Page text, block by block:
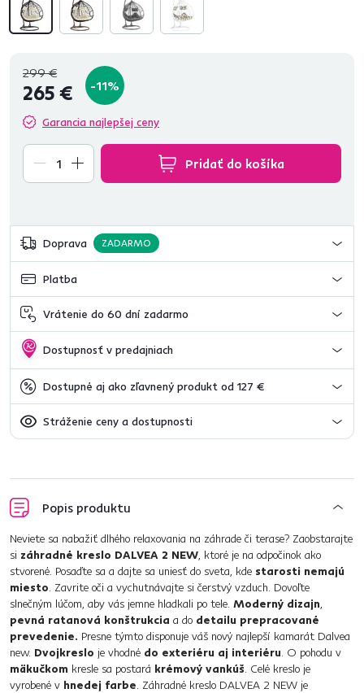
299 €
265 € -11%
Garancia najlepšej ceny
Pridať do košíka
Doprava ZADARMO
Platba
Vrátenie do 60 dní zadarmo
Dostupnosť v predajniach
Dostupné aj ako zľavnený produkt od 127 €
Stráženie ceny a dostupnosti
Popis produktu
Neviete sa nabažiť dlhého relaxovania na záhrade či terase? Zaobstarajte
si záhradné kreslo DALVEA 2 NEW, ktoré je na odpočinok ako
stvorené. Posaďte sa a dajte sa uniesť do sveta, kde starosti nemajú
miesto. Zavrite oči a vychutnávajte si čerstvý vzduch. Dovoľte
slnečným lúčom, aby vás jemne hladkali po tele. Moderný dizajn,
pevná ratanová konštrukcia a do detailu prepracované
prevedenie. Presne týmto disponuje váš nový najlepší kamarát Dalvea
new. Dvojkreslo je vhodné do exteriéru aj interiéru. O pohodu v
mäkučkom kresle sa postará krémový vankúš. Celé kreslo je
vyrobené v hnedej farbe. Záhradné kreslo DALVEA 2 NEW je